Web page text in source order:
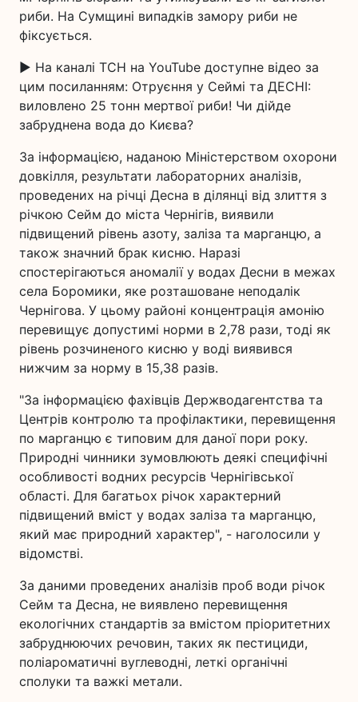
риби. На Сумщині випадків замору риби не
фіксується.
▶ На каналі ТСН на YouTube доступне відео за
цим посиланням: Отруєння у Сеймі та ДЕСНІ:
виловлено 25 тонн мертвої риби! Чи дійде
забруднена вода до Києва?
За інформацією, наданою Міністерством охорони
довкілля, результати лабораторних аналізів,
проведених на річці Десна в ділянці від злиття з
річкою Сейм до міста Чернігів, виявили
підвищений рівень азоту, заліза та марганцю, а
також значний брак кисню. Наразі
спостерігаються аномалії у водах Десни в межах
села Боромики, яке розташоване неподалік
Чернігова. У цьому районі концентрація амонію
перевищує допустимі норми в 2,78 рази, тоді як
рівень розчиненого кисню у воді виявився
нижчим за норму в 15,38 разів.
"За інформацією фахівців Держводагентства та
Центрів контролю та профілактики, перевищення
по марганцю є типовим для даної пори року.
Природні чинники зумовлюють деякі специфічні
особливості водних ресурсів Чернігівської
області. Для багатьох річок характерний
підвищений вміст у водах заліза та марганцю,
який має природний характер", - наголосили у
відомстві.
За даними проведених аналізів проб води річок
Сейм та Десна, не виявлено перевищення
екологічних стандартів за вмістом пріоритетних
забруднюючих речовин, таких як пестициди,
поліароматичні вуглеводні, леткі органічні
сполуки та важкі метали.